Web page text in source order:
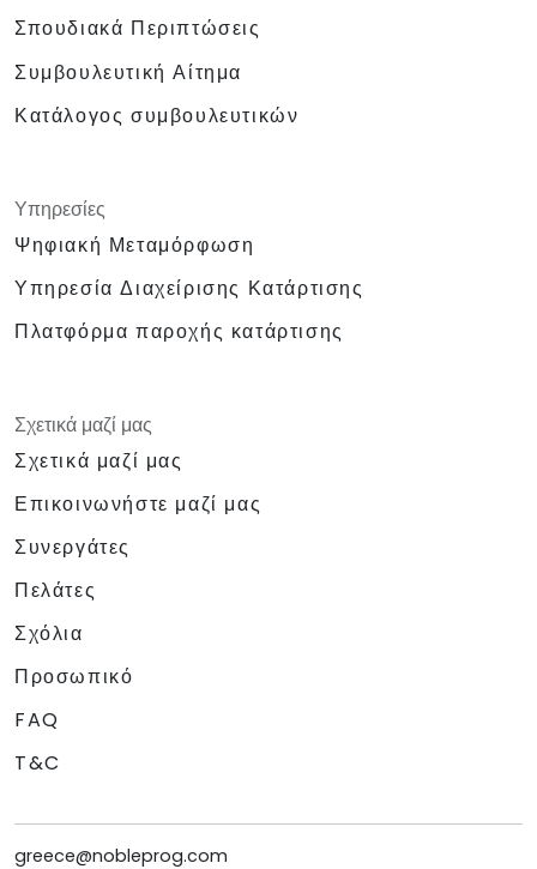
Σπουδιακά Περιπτώσεις
Συμβουλευτική Αίτημα
Κατάλογος συμβουλευτικών
Υπηρεσίες
Ψηφιακή Μεταμόρφωση
Υπηρεσία Διαχείρισης Κατάρτισης
Πλατφόρμα παροχής κατάρτισης
Σχετικά μαζί μας
Σχετικά μαζί μας
Επικοινωνήστε μαζί μας
Συνεργάτες
Πελάτες
Σχόλια
Προσωπικό
FAQ
T&C
greece@nobleprog.com